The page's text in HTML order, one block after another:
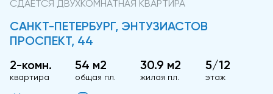
СДАЕТСЯ ДВУХКОМНАТНАЯ КВАРТИРА
САНКТ-ПЕТЕРБУРГ, ЭНТУЗИАСТОВ
ПРОСПЕКТ, 44
2-комн.
квартира
54 м2
общая пл.
30.9 м2
жилая пл.
5/12
этаж